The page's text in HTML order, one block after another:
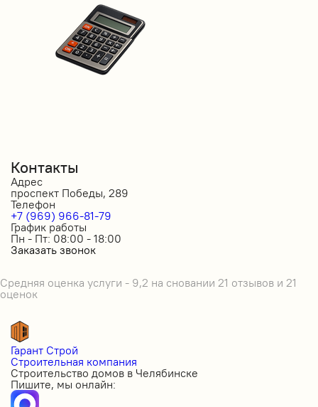
Контакты
Адрес
проспект Победы, 289
Телефон
+7 (969) 966-81-79
График работы
Пн - Пт: 08:00 - 18:00
Заказать звонок
Средняя оценка услуги - 9,2 на сновании 21 отзывов и 21
оценок
Гарант Строй
Строительная компания
Строительство домов в Челябинске
Пишите, мы онлайн: